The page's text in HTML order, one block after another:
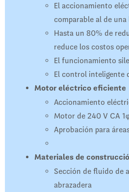
El accionamiento
comparable al de
Hasta un 80% de
reduce los costos
El funcionamiento
El control inteligente
Motor eléctrico eficiente
Accionamiento
Motor de 240 V CA
Aprobación para
Materiales de
Sección de fluido de
abrazadera